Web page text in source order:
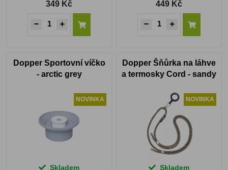
349 Kč 449 Kč
Dopper Sportovní víčko
- arctic grey
NOVINKA
Skladem
Dopper Šňůrka na láhve
a termosky Cord - sandy
NOVINKA
Skladem